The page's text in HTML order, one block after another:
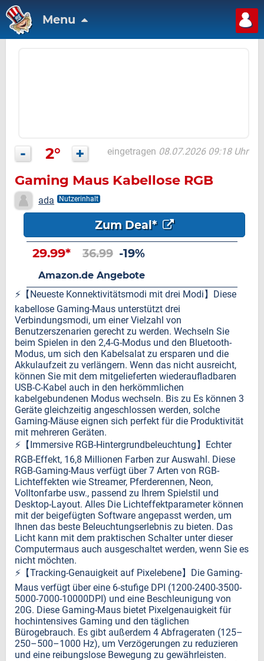
Menu
- 2° + eingetragen 08.07.2026 09:18 Uhr
Gaming Maus Kabellose RGB
ada Nutzerinhalt
Zum Deal*
29.99* 36.99 -19%
Amazon.de Angebote
⚡️【Neueste Konnektivitätsmodi mit drei Modi】Diese
kabellose Gaming-Maus unterstützt drei
Verbindungsmodi, um einer Vielzahl von
Benutzerszenarien gerecht zu werden. Wechseln Sie
beim Spielen in den 2,4-G-Modus und den Bluetooth-
Modus, um sich den Kabelsalat zu ersparen und die
Akkulaufzeit zu verlängern. Wenn das nicht ausreicht,
können Sie mit dem mitgelieferten wiederaufladbaren
USB-C-Kabel auch in den herkömmlichen
kabelgebundenen Modus wechseln. Bis zu Es können 3
Geräte gleichzeitig angeschlossen werden, solche
Gaming-Mäuse eignen sich perfekt für die Produktivität
mit mehreren Geräten.
⚡️【Immersive RGB-Hintergrundbeleuchtung】Echter
RGB-Effekt, 16,8 Millionen Farben zur Auswahl. Diese
RGB-Gaming-Maus verfügt über 7 Arten von RGB-
Lichteffekten wie Streamer, Pferderennen, Neon,
Volltonfarbe usw., passend zu Ihrem Spielstil und
Desktop-Layout. Alles Die Lichteffektparameter können
mit der beigefügten Software angepasst werden, um
Ihnen das beste Beleuchtungserlebnis zu bieten. Das
Licht kann mit dem praktischen Schalter unter dieser
Computermaus auch ausgeschaltet werden, wenn Sie es
nicht möchten.
⚡️【Tracking-Genauigkeit auf Pixelebene】Die Gaming-
Maus verfügt über eine 6-stufige DPI (1200-2400-3500-
5000-7000-10000DPI) und eine Beschleunigung von
20G. Diese Gaming-Maus bietet Pixelgenauigkeit für
hochintensives Gaming und den täglichen
Bürogebrauch. Es gibt außerdem 4 Abfrageraten (125–
250–500–1000 Hz), um Verzögerungen zu reduzieren
und eine reibungslose Bewegung zu gewährleisten.